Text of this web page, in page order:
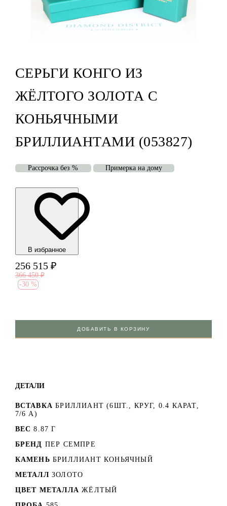
СЕРЬГИ КОНГО ИЗ
ЖЁЛТОГО ЗОЛОТА С
КОНЬЯЧНЫМИ
БРИЛЛИАНТАМИ (053827)
Рассрочка без % Примерка на дому
В избранноe
256 515 ₽
366 450 ₽
-30 %
ДОБАВИТЬ В КОРЗИНУ
ДЕТАЛИ
ВСТАВКА БРИЛЛИАНТ (6ШТ., КРУГ, 0.4 КАРАТ,
7/6 А)
ВЕС 8.87 Г
БРЕНД ПЕР СЕМПРЕ
КАМЕНЬ БРИЛЛИАНТ КОНЬЯЧНЫЙ
МЕТАЛЛ ЗОЛОТО
ЦВЕТ МЕТАЛЛА ЖЁЛТЫЙ